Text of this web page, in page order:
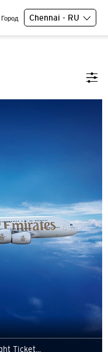
Город Chennai - RU
Ticket...